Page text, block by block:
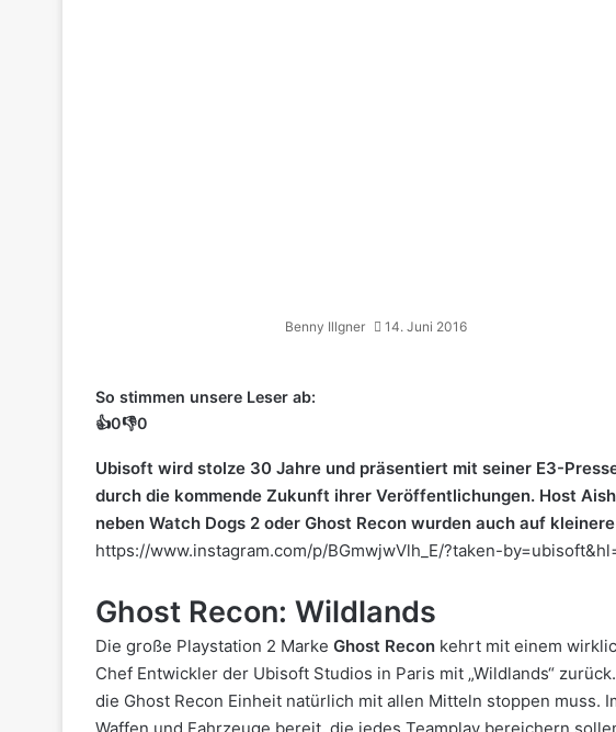
Benny Illgner 14. Juni 2016
So stimmen unsere Leser ab:
👍0👎0
Ubisoft wird stolze 30 Jahre und präsentiert mit seiner E3-
durch die kommende Zukunft ihrer Veröffentlichungen. Host
neben Watch Dogs 2 oder Ghost Recon wurden auch auf
https://www.instagram.com/p/BGmwjwVlh_E/?taken-
Ghost Recon: Wildlands
Die große Playstation 2 Marke Ghost Recon kehrt mit einem
Chef Entwickler der Ubisoft Studios in Paris mit „Wildlands“
die Ghost Recon Einheit natürlich mit allen Mitteln stoppen muss.